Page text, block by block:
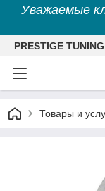
Уважаемые
PRESTIGE TUNING
Товары и